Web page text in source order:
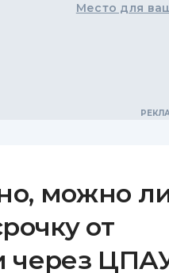
Место для
можно
от
через